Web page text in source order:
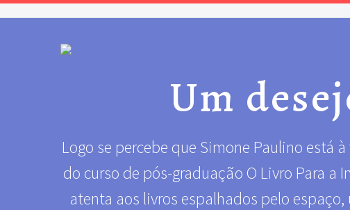
Um
Logo se percebe que Simone Paulino está
do curso de pós-graduação O Livro Para a
atenta aos livros espalhados pelo